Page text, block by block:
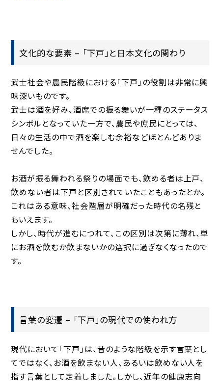
文化的な要素 – 「下戸」と日本文化の関わり
武士社会や農民階級における「下戸」の役割は非常に興
味深いものです。
武士は酒を好み、酒席での振る舞いが一種のステータス
シンボルとなっていた一方で、農民や庶民にとっては、
日々の生活の中で酒を楽しむ余裕などほとんどありま
せんでした。
お酒が振る舞われる祭りの場面でも、飲める者は上戸、
飲めない者は下戸と区別されていたこともあったとか。
これはある意味、社会階層が明確だった時代の名残と
もいえます。
しかし、時代が進むにつれて、この区別は次第に薄れ、単
にお酒を飲むか飲まないかの選択に過ぎなくなったので
す。
言葉の変遷 – 「下戸」の現代での使われ方
現代において「下戸」は、昔のような階級を示す言葉とし
てではなく、お酒を飲まない人、あるいは飲めない人を
指す言葉として定着しました。しかし、近年の健康志向